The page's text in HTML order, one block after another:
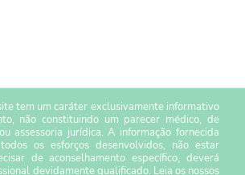
tem um caráter exclusivamente informativo
não constituindo um parecer médico, de
assessoria jurídica. A informação fornecida
os esforços desenvolvidos, não estar
de aconselhamento específico, deverá
devidamente qualificado. Leia os nossos